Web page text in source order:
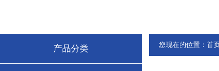
产品分类 您现在的位置： 首